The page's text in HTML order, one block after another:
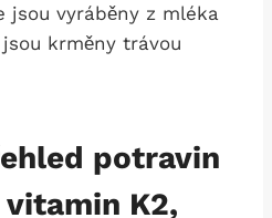
jsou vyráběny z mléka
krměny trávou
potravin
K2,